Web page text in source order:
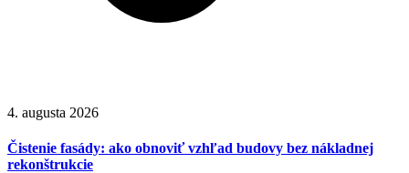
4. augusta 2026
Čistenie fasády: ako obnoviť vzhľad budovy bez nákladnej
rekonštrukcie